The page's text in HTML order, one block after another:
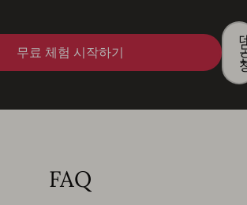
무료 체험 시작하기
FAQ